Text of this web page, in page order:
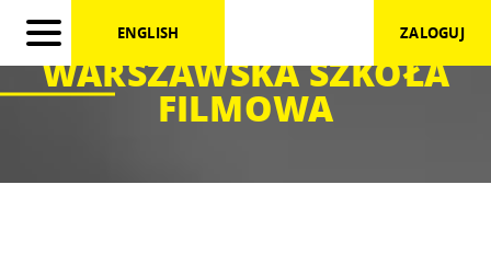
WARSZAWSKA SZKOŁA
FILMOWA
ENGLISH ZALOGUJ